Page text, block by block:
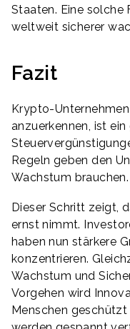
Staaten. Eine solche
weltweit sicherer
Fazit
Krypto-
anzuerkennen, ist
Regeln geben den
Wachstum brauchen.
Dieser Schritt zeigt,
ernst nimmt.
haben nun stärkere
konzentrieren.
Wachstum und
Vorgehen wird
Menschen